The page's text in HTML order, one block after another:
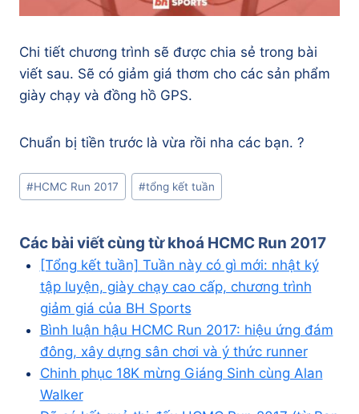
Chi tiết chương trình sẽ được chia sẻ trong bài
viết sau. Sẽ có giảm giá thơm cho các sản phẩm
giày chạy và đồng hồ GPS.
Chuẩn bị tiền trước là vừa rồi nha các bạn. ?
Post
Tags:
#HCMC Run 2017 #tổng kết tuần
Các bài viết cùng từ khoá HCMC Run 2017
[Tổng kết tuần] Tuần này có gì mới: nhật ký
tập luyện, giày chạy cao cấp, chương trình
giảm giá của BH Sports
Bình luận hậu HCMC Run 2017: hiệu ứng đám
đông, xây dựng sân chơi và ý thức runner
Chinh phục 18K mừng Giáng Sinh cùng Alan
Walker